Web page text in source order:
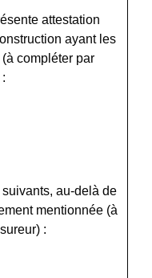
attestation
ayant les
compléter par
au-delà de
mentionnée (à
: